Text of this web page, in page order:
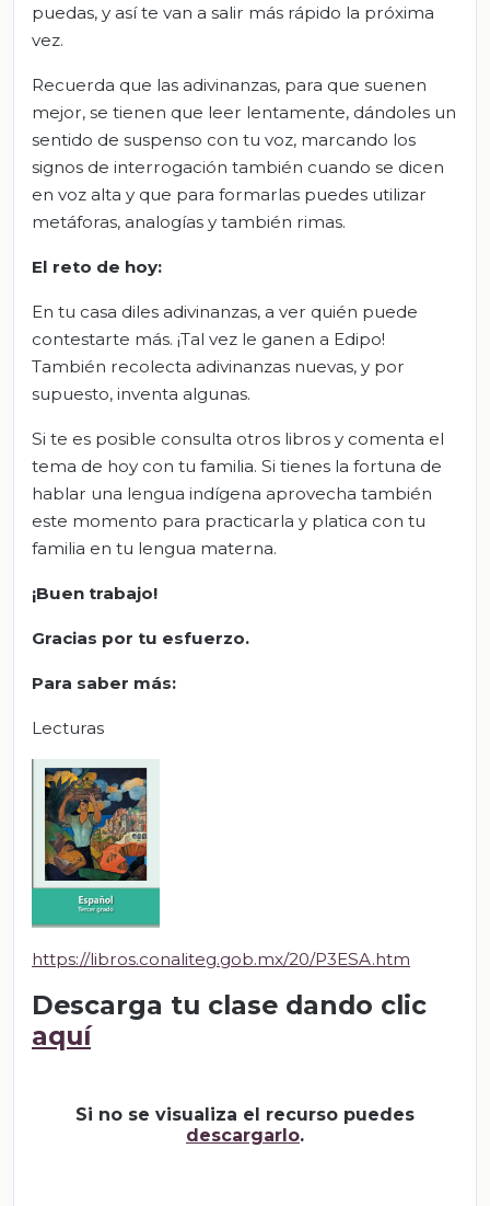
puedas, y así te van a salir más rápido la próxima
vez.
Recuerda que las adivinanzas, para que suenen
mejor, se tienen que leer lentamente, dándoles un
sentido de suspenso con tu voz, marcando los
signos de interrogación también cuando se dicen
en voz alta y que para formarlas puedes utilizar
metáforas, analogías y también rimas.
El reto de hoy:
En tu casa diles adivinanzas, a ver quién puede
contestarte más. ¡Tal vez le ganen a Edipo!
También recolecta adivinanzas nuevas, y por
supuesto, inventa algunas.
Si te es posible consulta otros libros y comenta el
tema de hoy con tu familia. Si tienes la fortuna de
hablar una lengua indígena aprovecha también
este momento para practicarla y platica con tu
familia en tu lengua materna.
¡Buen trabajo!
Gracias por tu esfuerzo.
Para saber más:
Lecturas
https://libros.conaliteg.gob.mx/20/P3ESA.htm
Descarga tu clase dando clic
aquí
Si no se visualiza el recurso puedes
descargarlo.